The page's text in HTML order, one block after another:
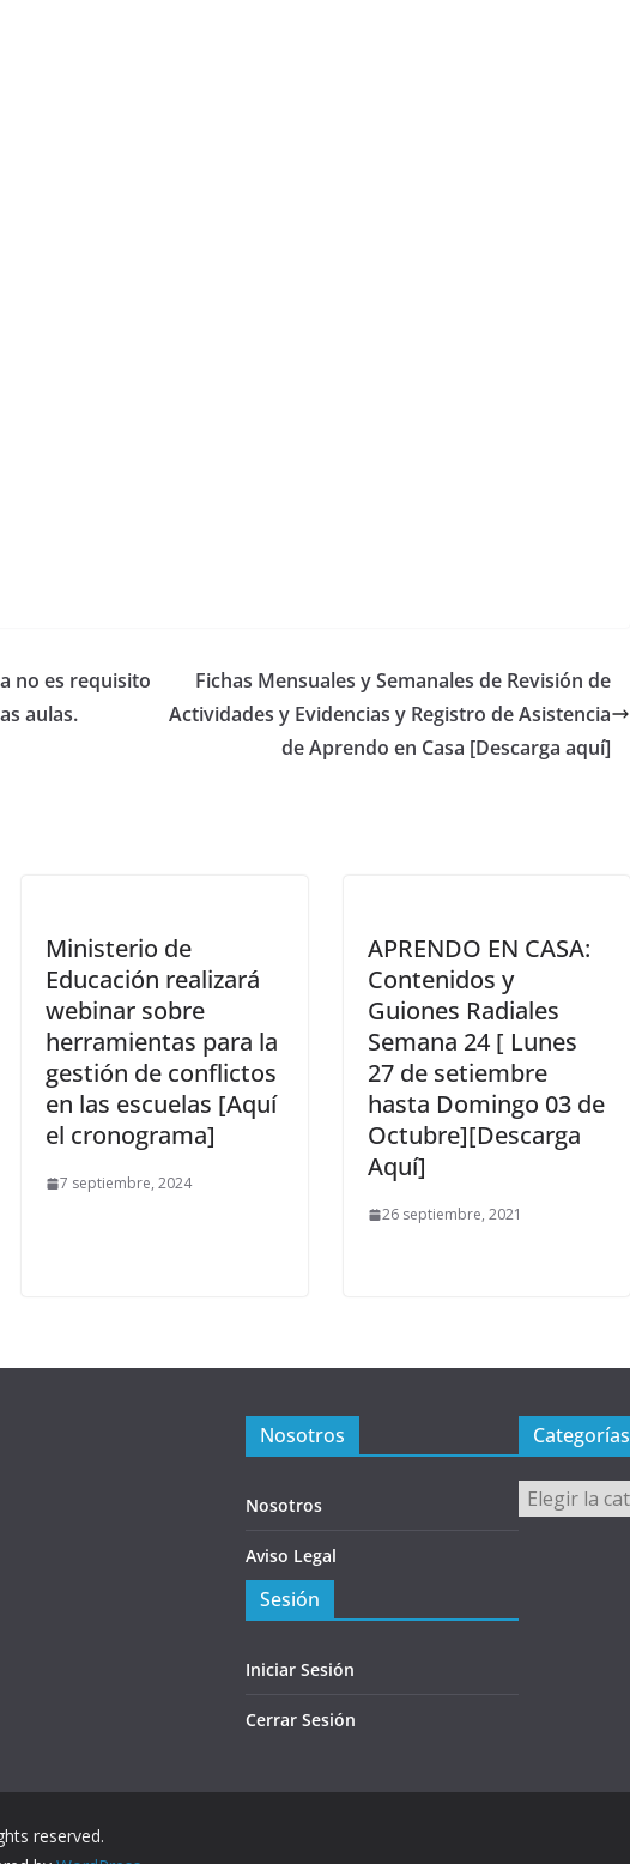
no es requisito
aulas.
Fichas Mensuales y Semanales de Revisión de
Actividades y Evidencias y Registro de Asistencia
de Aprendo en Casa [Descarga aquí]
Ministerio de
Educación realizará
webinar sobre
herramientas para la
gestión de conflictos
en las escuelas [Aquí
el cronograma]
7 septiembre, 2024
APRENDO EN CASA:
Contenidos y
Guiones Radiales
Semana 24 [ Lunes
27 de setiembre
hasta Domingo 03 de
Octubre][Descarga
Aquí]
26 septiembre, 2021
Nosotros
Nosotros
Aviso Legal
Sesión
Iniciar Sesión
Cerrar Sesión
Categorías
Categorías
reserved.